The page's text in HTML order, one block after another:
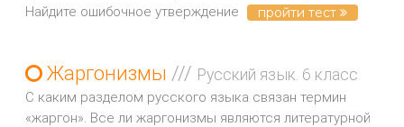
Найдите ошибочное утверждение
пройти тест
Жаргонизмы /// Русский язык. 6 класс
С каким разделом русского языка связан термин
«жаргон». Все ли жаргонизмы являются литературной